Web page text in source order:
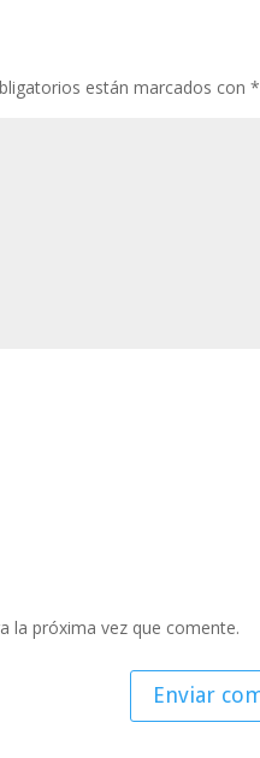
están marcados con*
la próxima vez que comente.